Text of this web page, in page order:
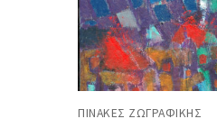
ΠΊΝΑΚΕΣ ΖΩΓΡΑΦΙΚΉΣ